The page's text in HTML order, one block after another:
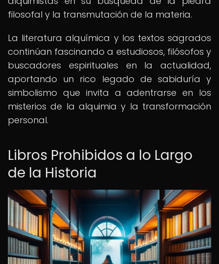
filosofal y la transmutación de la materia.
La literatura alquímica y los textos sagrados
continúan fascinando a estudiosos, filósofos y
buscadores espirituales en la actualidad,
aportando un rico legado de sabiduría y
simbolismo que invita a adentrarse en los
misterios de la alquimia y la transformación
personal.
Libros Prohibidos a lo Largo
de la Historia